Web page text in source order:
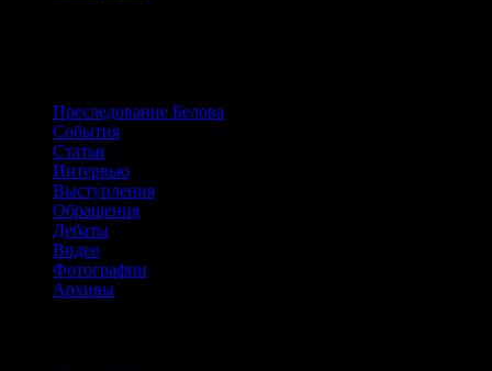
Преследование Белова
События
Статьи
Интервью
Выступления
Обращения
Дебаты
Видео
Фотографии
Архивы